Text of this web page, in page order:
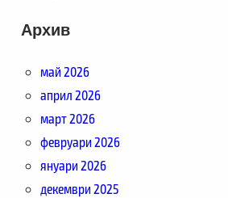
Архив
май 2026
април 2026
март 2026
февруари 2026
януари 2026
декември 2025